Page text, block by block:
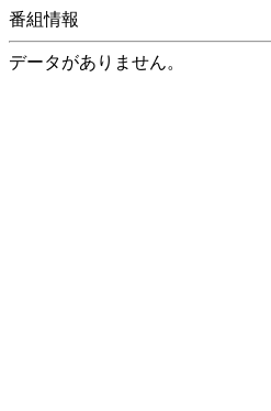
番組情報
データがありません。